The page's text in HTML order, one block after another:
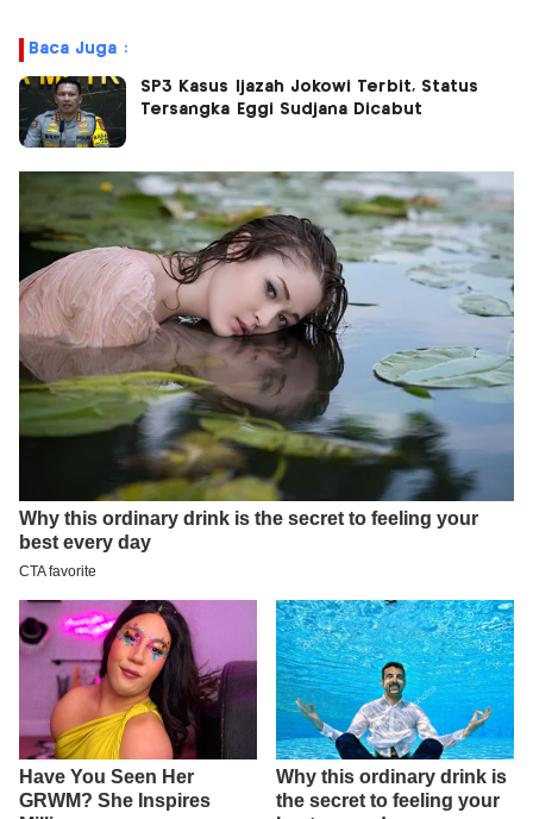
Baca Juga :
SP3 Kasus Ijazah Jokowi Terbit, Status
Tersangka Eggi Sudjana Dicabut